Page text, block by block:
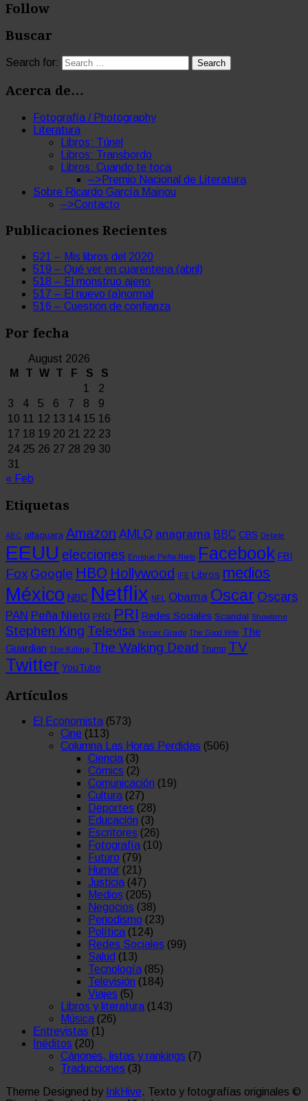
Follow
Buscar
Search for:
Acerca de…
Fotografía / Photography
Literatura
Libros: Túnel
Libros: Transbordo
Libros: Cuando te toca
–>Premio Nacional de Literatura
Sobre Ricardo García Mainou
–>Contacto
Publicaciones Recientes
521 – Mis libros del 2020
519 – Qué ver en cuarentena (abril)
518 – El monstruo ajeno
517 – El nuevo (a)normal
516 – Cuestión de confianza
Por fecha
August 2026
M
T W T F S
S
1
2
3
4 5 6 7 8
9
10 11 12 13 14 15 16
17 18 19 20 21 22 23
24 25 26 27 28 29 30
31
« Feb
Etiquetas
ABC alfaguara Amazon AMLO anagrama BBC CBS Debate
EEUU elecciones Enrique Peña Nieto Facebook FBI
Fox Google HBO Hollywood IFE Libros medios
México NBC Netflix NFL Obama Oscar Oscars
PAN Peña Nieto PRD PRI Redes Sociales Scandal Showtime
Stephen King Televisa Tercer Grado The Good Wife The
Guardian The Killing The Walking Dead Trump TV
Twitter YouTube
Artículos
El Economista (573)
Cine (113)
Columna Las Horas Perdidas (506)
Ciencia (3)
Cómics (2)
Comunicación (19)
Cultura (27)
Deportes (28)
Educación (3)
Escritores (26)
Fotografía (10)
Futuro (79)
Humor (21)
Justicia (47)
Medios (205)
Negocios (38)
Periodismo (23)
Política (124)
Redes Sociales (99)
Salud (13)
Tecnología (85)
Televisión (184)
Viajes (5)
Libros y literatura (143)
Música (26)
Entrevistas (1)
Inéditos (20)
Cánones, listas y rankings (7)
Traducciones (3)
Theme Designed by InkHive. Texto y fotografías originales ©